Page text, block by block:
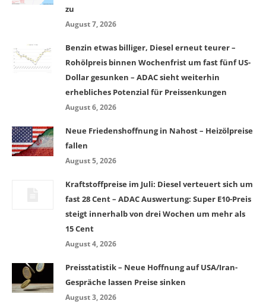
zu
August 7, 2026
Benzin etwas billiger, Diesel erneut teurer –
Rohölpreis binnen Wochenfrist um fast fünf US-
Dollar gesunken – ADAC sieht weiterhin
erhebliches Potenzial für Preissenkungen
August 6, 2026
Neue Friedenshoffnung in Nahost – Heizölpreise
fallen
August 5, 2026
Kraftstoffpreise im Juli: Diesel verteuert sich um
fast 28 Cent – ADAC Auswertung: Super E10-Preis
steigt innerhalb von drei Wochen um mehr als
15 Cent
August 4, 2026
Preisstatistik – Neue Hoffnung auf USA/Iran-
Gespräche lassen Preise sinken
August 3, 2026